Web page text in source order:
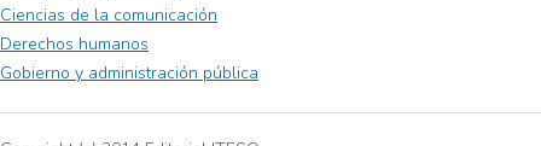
Ciencias de la comunicación
Derechos humanos
Gobierno y administración pública